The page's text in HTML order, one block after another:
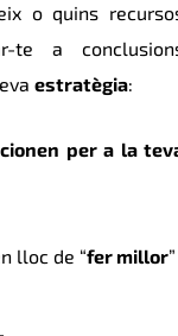
o quins
te a
estratègia:
per a la
lloc de “fer millor”